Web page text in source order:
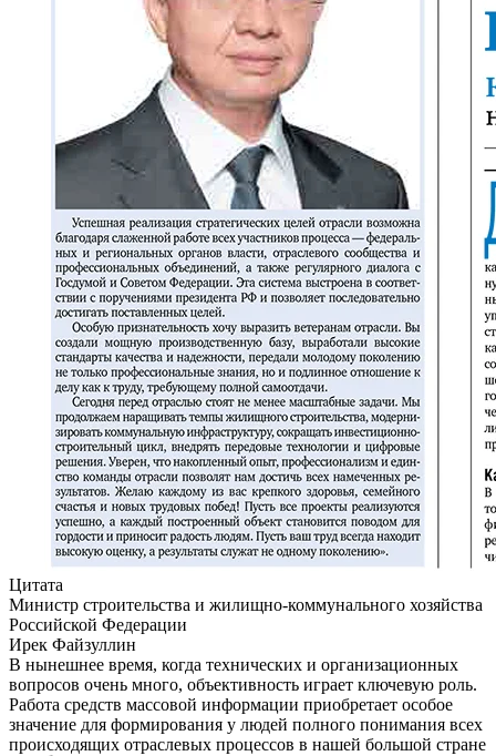
Цитата
Министр строительства и жилищно-коммунального хозяйства
Российской Федерации
Ирек Файзуллин
В нынешнее время, когда технических и организационных
вопросов очень много, объективность играет ключевую роль.
Работа средств массовой информации приобретает особое
значение для формирования у людей полного понимания всех
происходящих отраслевых процессов в нашей большой стране